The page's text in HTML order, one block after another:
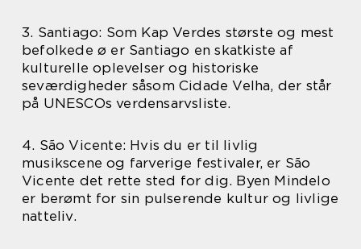
3. Santiago: Som Kap Verdes største og mest
befolkede ø er Santiago en skatkiste af
kulturelle oplevelser og historiske
seværdigheder såsom Cidade Velha, der står
på UNESCOs verdensarvsliste.
4. São Vicente: Hvis du er til livlig
musikscene og farverige festivaler, er São
Vicente det rette sted for dig. Byen Mindelo
er berømt for sin pulserende kultur og livlige
natteliv.